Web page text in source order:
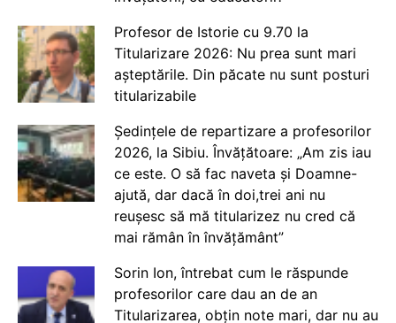
Profesor de Istorie cu 9.70 la
Titularizare 2026: Nu prea sunt mari
așteptările. Din păcate nu sunt posturi
titularizabile
Ședințele de repartizare a profesorilor
2026, la Sibiu. Învățătoare: „Am zis iau
ce este. O să fac naveta și Doamne-
ajută, dar dacă în doi,trei ani nu
reușesc să mă titularizez nu cred că
mai rămân în învățământ”
Sorin Ion, întrebat cum le răspunde
profesorilor care dau an de an
Titularizarea, obțin note mari, dar nu au